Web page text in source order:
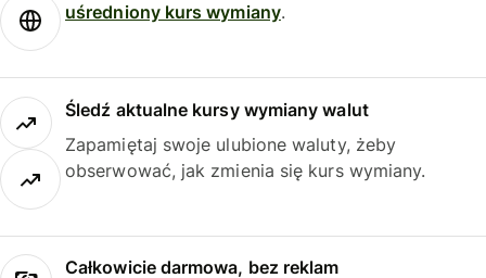
uśredniony kurs wymiany.
Śledź aktualne kursy wymiany walut
Zapamiętaj swoje ulubione waluty, żeby
obserwować, jak zmienia się kurs wymiany.
Całkowicie darmowa, bez reklam